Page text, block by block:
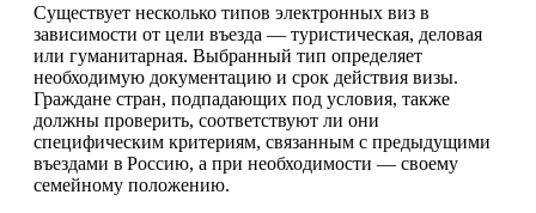
Существует несколько типов электронных виз в
зависимости от цели въезда — туристическая, деловая
или гуманитарная. Выбранный тип определяет
необходимую документацию и срок действия визы.
Граждане стран, подпадающих под условия, также
должны проверить, соответствуют ли они
специфическим критериям, связанным с предыдущими
въездами в Россию, а при необходимости — своему
семейному положению.